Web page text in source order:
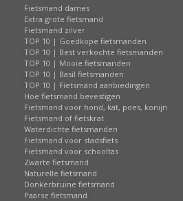
Fietsmand dames
Extra grote fietsmand
Fietsmand zilver
TOP 10 | Goedkope fietsmanden
TOP 10 | Best verkochte fietsmanden
TOP 10 | Mooie fietsmanden
TOP 10 | Basil fietsmanden
TOP 10 | Fietsmand aanbiedingen
Hoe fietsmand bevestigen
Fietsmand voor hond, kat, poes, konijn
Fietsmand of fietskrat
Waterdichte fietsmanden
Fietsmand voor stadsfiets
Fietsmand voor schooltas
Zwarte fietsmand
Naturelle fietsmand
Donkerbruine fietsmand
Paarse fietsmand